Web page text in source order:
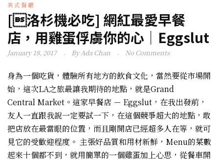
美式餐廳
[洛杉機必吃] 網紅最愛早餐
店，用雞蛋俘虜你的心｜Eggslut
January 18, 2017 ByAda Chan No Comments
身為一個吃貨，體驗所有地方的飲食文化，當然要從市場開
始，這次LA之旅最讓我期待的地點，就是Grand
Central Market。這家早餐店 － Eggslut，在我出發前，
友人一直跟我說一定要試一下，在這個競爭超大的地點，敢
把店放在最當眼的位置，而且剛開店已經超多人在等，就可
見它的受歡迎程度。 主張好品質和用材新鮮，Menu的菜數
起來十個都不到，就用簡單的一個雞蛋加上心思，從餐車開